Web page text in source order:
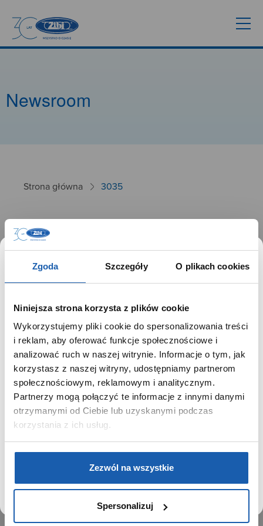
Zgoda Szczegóły O plikach cookies
Niniejsza strona korzysta z plików cookie
Wykorzystujemy pliki cookie do spersonalizowania treści
i reklam, aby oferować funkcje społecznościowe i
analizować ruch w naszej witrynie. Informacje o tym, jak
korzystasz z naszej witryny, udostępniamy partnerom
społecznościowym, reklamowym i analitycznym.
Partnerzy mogą połączyć te informacje z innymi danymi
otrzymanymi od Ciebie lub uzyskanymi podczas
korzystania z ich usług.
Zezwól na wszystkie
Spersonalizuj
Newsroom
Strona główna 3035
3035
26.09.2024
GRUPA ZIBI
Historia
Misja, wizja i wartości Grupy Zibi
Ważne daty
Kariera
Zgoda na ciasteczka
PRODUKTY
Kalkulatory
SIECI SPRZEDAŻY
SZANOWNY UŻYTKOWNIKU,
SZANOWNA UŻYTKOWNICZKO
Używamy plików cookie w celach analitycznych,
statystycznych i marketingowych, w tym aby analizować
ruch w tej witrynie, optymalizować jej działanie oraz
zapamiętywać Twoje preferencje.